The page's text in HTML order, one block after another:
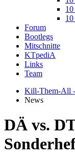
Forum
Bootlegs
Mitschnitte
KTpediA
Links
Team
Kill-Them-All
News
DÄ vs.